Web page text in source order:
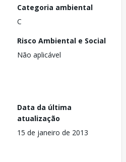
Categoria ambiental
C
Risco Ambiental e Social
Não aplicável
Data da última
atualização
15 de janeiro de 2013